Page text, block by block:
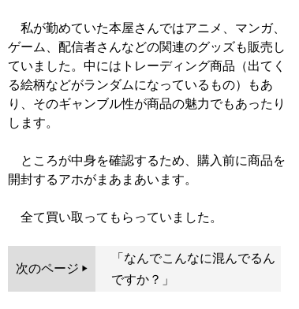
私が勤めていた本屋さんではアニメ、マンガ、
ゲーム、配信者さんなどの関連のグッズも販売し
ていました。中にはトレーディング商品（出てく
る絵柄などがランダムになっているもの）もあ
り、そのギャンブル性が商品の魅力でもあったり
します。
ところが中身を確認するため、購入前に商品を
開封するアホがまあまあいます。
全て買い取ってもらっていました。
次のページ
「なんでこんなに混んでるん
ですか？」